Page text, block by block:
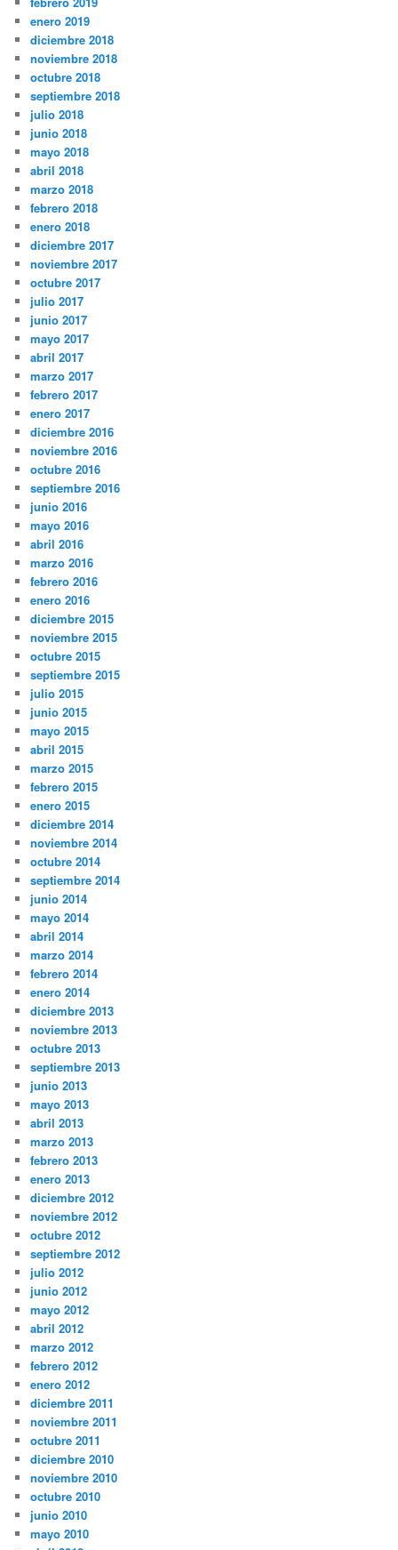
enero 2019
diciembre 2018
noviembre 2018
octubre 2018
septiembre 2018
julio 2018
junio 2018
mayo 2018
abril 2018
marzo 2018
febrero 2018
enero 2018
diciembre 2017
noviembre 2017
octubre 2017
julio 2017
junio 2017
mayo 2017
abril 2017
marzo 2017
febrero 2017
enero 2017
diciembre 2016
noviembre 2016
octubre 2016
septiembre 2016
junio 2016
mayo 2016
abril 2016
marzo 2016
febrero 2016
enero 2016
diciembre 2015
noviembre 2015
octubre 2015
septiembre 2015
julio 2015
junio 2015
mayo 2015
abril 2015
marzo 2015
febrero 2015
enero 2015
diciembre 2014
noviembre 2014
octubre 2014
septiembre 2014
junio 2014
mayo 2014
abril 2014
marzo 2014
febrero 2014
enero 2014
diciembre 2013
noviembre 2013
octubre 2013
septiembre 2013
junio 2013
mayo 2013
abril 2013
marzo 2013
febrero 2013
enero 2013
diciembre 2012
noviembre 2012
octubre 2012
septiembre 2012
julio 2012
junio 2012
mayo 2012
abril 2012
marzo 2012
febrero 2012
enero 2012
diciembre 2011
noviembre 2011
octubre 2011
diciembre 2010
noviembre 2010
octubre 2010
junio 2010
mayo 2010